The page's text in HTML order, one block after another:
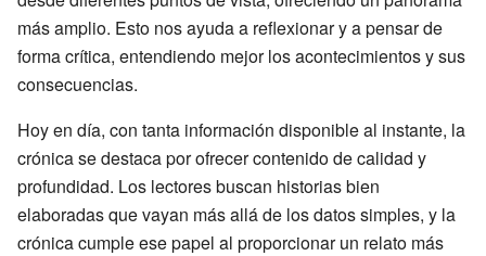
más amplio. Esto nos ayuda a reflexionar y a pensar de
forma crítica, entendiendo mejor los acontecimientos y sus
consecuencias.
Hoy en día, con tanta información disponible al instante, la
crónica se destaca por ofrecer contenido de calidad y
profundidad. Los lectores buscan historias bien
elaboradas que vayan más allá de los datos simples, y la
crónica cumple ese papel al proporcionar un relato más